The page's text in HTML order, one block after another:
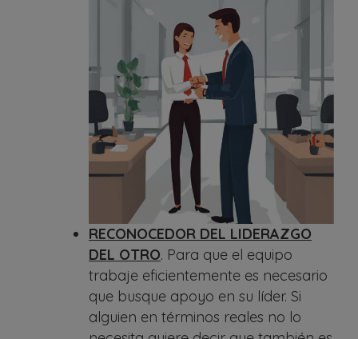
RECONOCEDOR DEL LIDERAZGO
DEL OTRO. Para que el equipo
trabaje eficientemente es necesario
que busque apoyo en su líder. Si
alguien en términos reales no lo